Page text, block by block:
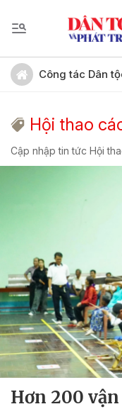
Công tác Dân
Hội thao
Cập nhập tin tức Hội
Hơn 200